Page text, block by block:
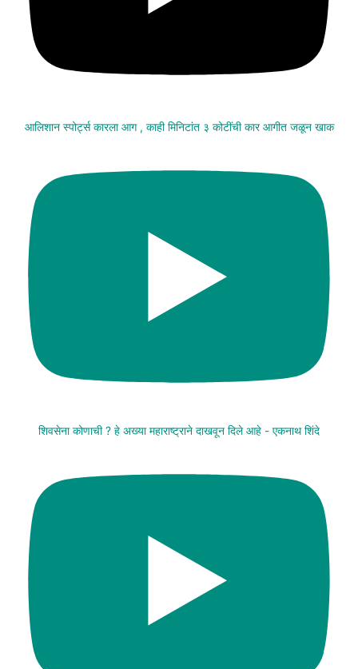
आलिशान स्पोर्ट्स कारला आग , काही मिनिटांत ३ कोटींची कार आगीत जळून खाक
शिवसेना कोणाची ? हे अख्या महाराष्ट्राने दाखवून दिले आहे - एकनाथ शिंदे